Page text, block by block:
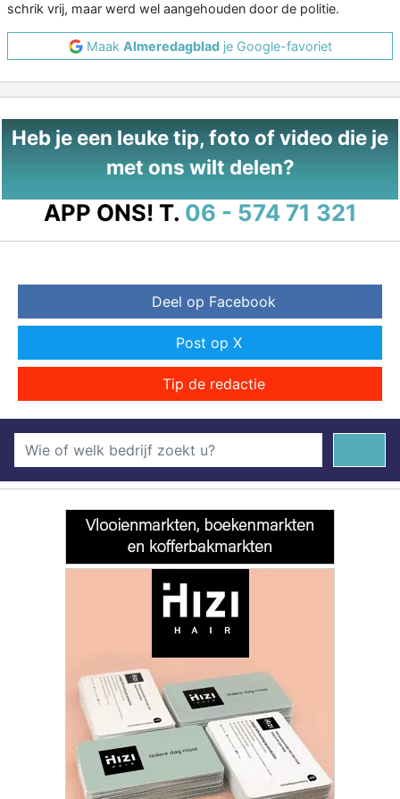
schrik vrij, maar werd wel aangehouden door de politie.
Maak Almeredagbladje Google-favoriet
Heb je een leuke tip, foto of video die je
met ons wilt delen?
APP ONS! T. 06 - 574 71 321
Deel op Facebook
Post op X
Tip de redactie